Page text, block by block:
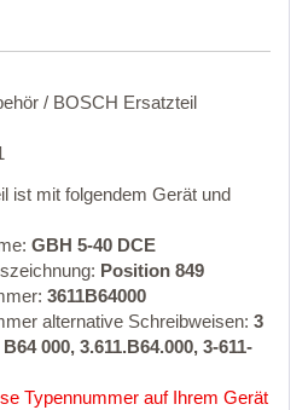
/ BOSCH Ersatzteil
ist mit folgendem Gerät und
GBH 5-40 DCE
Position 849
3611B64000
alternative Schreibweisen: 3
000, 3.611.B64.000, 3-611-
Typennummer auf Ihrem Gerät